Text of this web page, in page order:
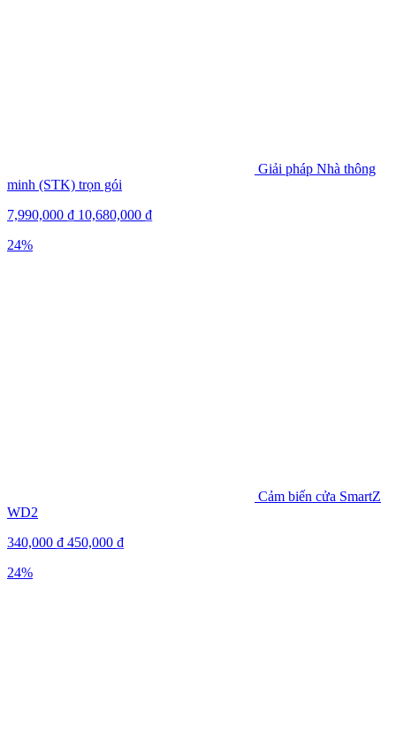
Giải pháp Nhà thông
minh (STK) trọn gói
7,990,000 ₫ 10,680,000 ₫
24%
Cảm biến cửa SmartZ
WD2
340,000 ₫ 450,000 ₫
24%